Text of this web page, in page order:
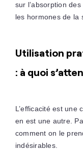
sur l’absorption
les hormones de la
Utilisation
: à quoi
L’efficacité est une
en est une autre.
comment on le
indésirables.